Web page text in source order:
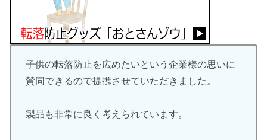
子供の転落防止を広めたいという企業様の思いに
賛同できるので提携させていただきました。
製品も非常に良く考えられています。